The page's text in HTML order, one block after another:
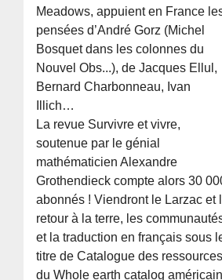
Meadows, appuient en France
pensées d’André Gorz (Michel
Bosquet dans les colonnes du
Nouvel Obs...), de Jacques Ellul,
Bernard Charbonneau, Ivan
Illich…
La revue Survivre et vivre,
soutenue par le génial
mathématicien Alexandre
Grothendieck compte alors 30
abonnés ! Viendront le Larzac et
retour à la terre, les
et la traduction en français sous
titre de Catalogue des ressources
du Whole earth catalog